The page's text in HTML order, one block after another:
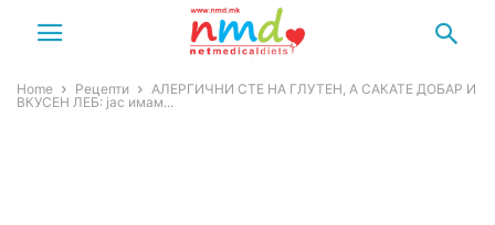
Home Рецепти
АЛЕРГИЧНИ СТЕ НА ГЛУТЕН, А САКАТЕ ДОБАР И
ВКУСЕН ЛЕБ: јас имам...